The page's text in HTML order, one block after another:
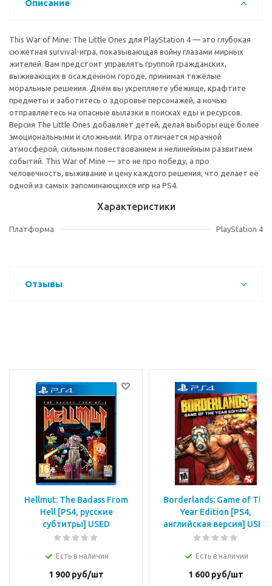
Описание
This War of Mine: The Little Ones для PlayStation 4 — это глубокая
сюжетная survival-игра, показывающая войну глазами мирных
жителей. Вам предстоит управлять группой гражданских,
выживающих в осаждённом городе, принимая тяжёлые
моральные решения. Днём вы укрепляете убежище, крафтите
предметы и заботитесь о здоровье персонажей, а ночью
отправляетесь на опасные вылазки в поисках еды и ресурсов.
Версия The Little Ones добавляет детей, делая выборы ещё более
эмоциональными и сложными. Игра отличается мрачной
атмосферой, сильным повествованием и нелинейным развитием
событий. This War of Mine — это не про победу, а про
человечность, выживание и цену каждого решения, что делает её
одной из самых запоминающихся игр на PS4.
Характеристики
Платформа PlayStation 4
Отзывы
Hellmut: The Badass From
Hell [PS4, русские
субтитры] USED
Есть в наличии
1 900 руб/шт
Borderlands: Game of The
Year Edition [PS4,
английская версия] USED
Есть в наличии
1 600 руб/шт